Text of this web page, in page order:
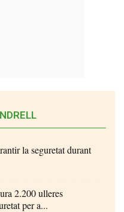
la seguretat durant
2.200 ulleres
per a...